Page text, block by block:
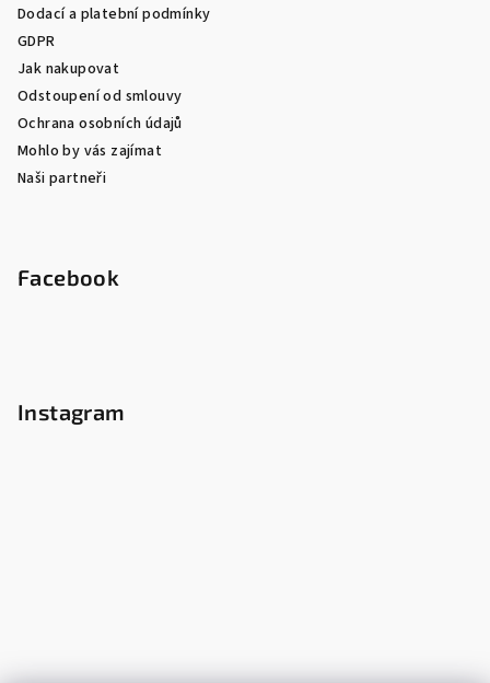
Dodací a platební podmínky
GDPR
Jak nakupovat
Odstoupení od smlouvy
Ochrana osobních údajů
Mohlo by vás zajímat
Naši partneři
Facebook
Instagram